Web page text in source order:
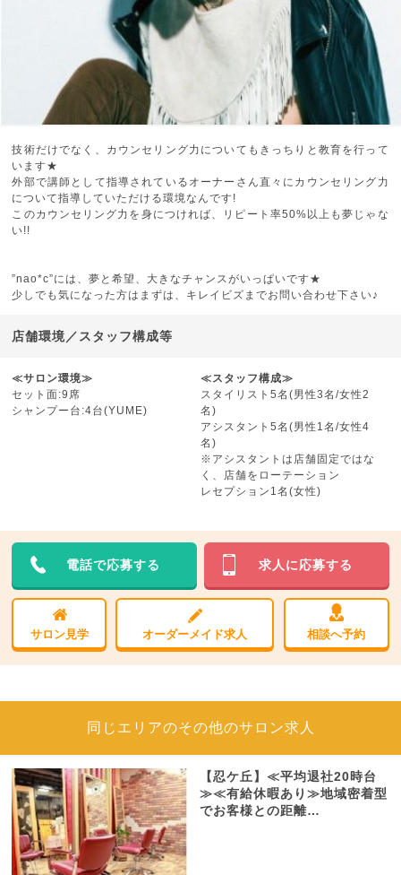
技術だけでなく、カウンセリング力についてもきっちりと教育を行って
います★
外部で講師として指導されているオーナーさん直々にカウンセリング力
について指導していただける環境なんです!
このカウンセリング力を身につければ、リピート率50%以上も夢じゃな
い!!
”nao*c”には、夢と希望、大きなチャンスがいっぱいです★
少しでも気になった方はまずは、キレイビズまでお問い合わせ下さい♪
店舗環境／スタッフ構成等
≪サロン環境≫
セット面:9席
シャンプー台:4台(YUME)
≪スタッフ構成≫
スタイリスト5名(男性3名/女性2
名)
アシスタント5名(男性1名/女性4
名)
※アシスタントは店舗固定ではな
く、店舗をローテーション
レセプション1名(女性)
電話で応募する 求人に応募する
サロン見学 オーダーメイド求人 相談へ予約
同じエリアのその他のサロン求人
【忍ケ丘】≪平均退社20時台
≫≪有給休暇あり≫地域密着型
でお客様との距離…